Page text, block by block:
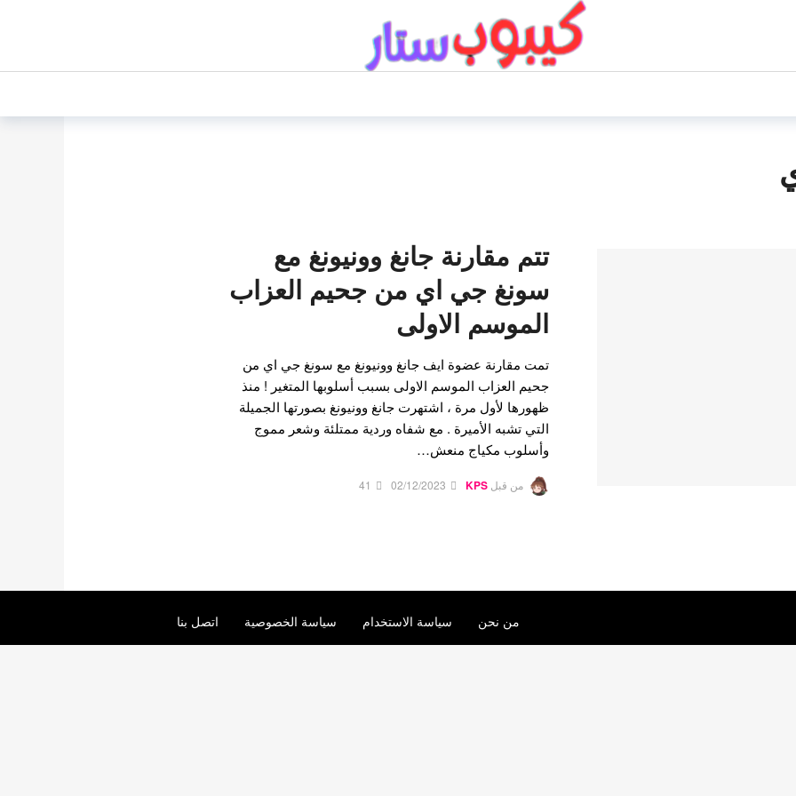
تتم مقارنة جانغ وونيونغ مع
سونغ جي اي من جحيم العزاب
الموسم الاولى
تمت مقارنة عضوة ايف جانغ وونيونغ مع سونغ جي اي من
جحيم العزاب الموسم الاولى بسبب أسلوبها المتغير ! منذ
ظهورها لأول مرة ، اشتهرت جانغ وونيونغ بصورتها الجميلة
التي تشبه الأميرة . مع شفاه وردية ممتلئة وشعر مموج
وأسلوب مكياج منعش…
من قبل KPS
02/12/2023
41
من نحن سياسة الاستخدام سياسة الخصوصية اتصل بنا